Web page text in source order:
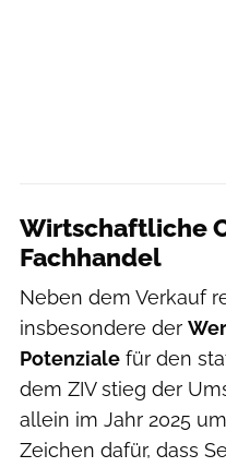
Wirtschaftliche
Fachhandel
Neben dem Verkauf
insbesondere der
Potenziale für den
dem ZIV stieg der
allein im Jahr 2025
Zeichen dafür, dass